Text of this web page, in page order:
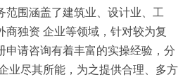
范围涵盖了建筑业、设计业、工
商独资 企业等领域，针对较为复
申请咨询有着丰富的实操经验，分
业尽其所能，为之提供合理、多方